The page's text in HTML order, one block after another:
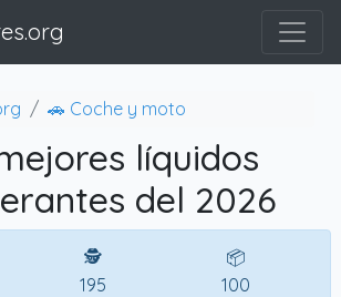
🚗 Coche y moto
líquidos
del 2026
🕵
195
📦
100